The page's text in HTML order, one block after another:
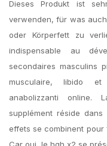
Dieses Produkt ist
verwenden, für was
oder Körperfett zu
indispensable au
secondaires masculins
musculaire, libido
anabolizzanti online.
supplément réside
effets se combinent